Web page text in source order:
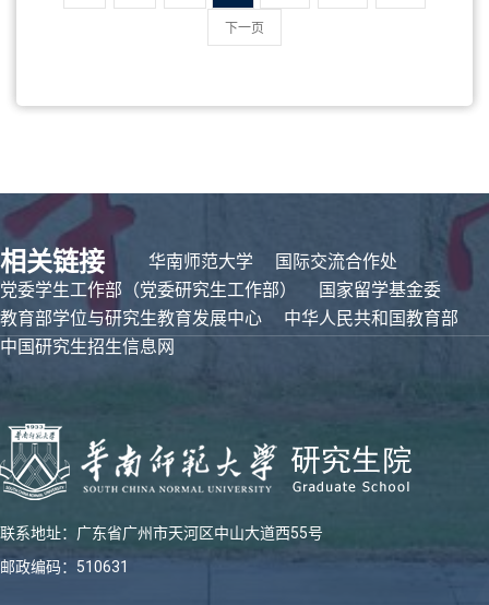
下一页
相关链接 华南师范大学
国际交流合作处
党委学生工作部（党委研究生工作部）
国家留学基金委
教育部学位与研究生教育发展中心
中华人民共和国教育部
中国研究生招生信息网
联系地址：广东省广州市天河区中山大道西55号
邮政编码：510631